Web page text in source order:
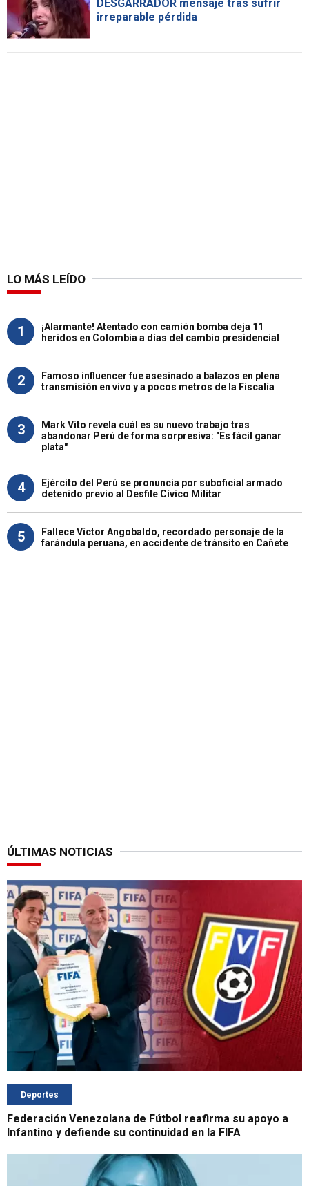
DESGARRADOR mensaje tras sufrir
irreparable pérdida
LO MÁS LEÍDO
1
¡Alarmante! Atentado con camión bomba deja 11
heridos en Colombia a días del cambio presidencial
2
Famoso influencer fue asesinado a balazos en plena
transmisión en vivo y a pocos metros de la Fiscalía
3
Mark Vito revela cuál es su nuevo trabajo tras
abandonar Perú de forma sorpresiva: "Es fácil ganar
plata"
4
Ejército del Perú se pronuncia por suboficial armado
detenido previo al Desfile Cívico Militar
5
Fallece Víctor Angobaldo, recordado personaje de la
farándula peruana, en accidente de tránsito en Cañete
ÚLTIMAS NOTICIAS
Deportes
Federación Venezolana de Fútbol reafirma su apoyo a
Infantino y defiende su continuidad en la FIFA